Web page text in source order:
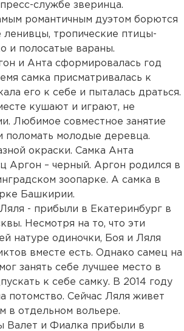
службе зверинца.
романтичным дуэтом борются
ленивцы, тропические птицы-
и полосатые вараны.
и Анта сформировалась год
самка присматривалась к
его к себе и пыталась драться.
кушают и играют, не
Любимое совместное занятие
поломать молодые деревца.
окраски. Самка Анта
Аргон – черный. Аргон родился в
зоопарке. А самка в
Башкирии.
- прибыли в Екатеринбург в
Несмотря на то, что эти
натуре одиночки, Боя и Ляля
вместе есть. Однако самец на
занять себе лучшее место в
к себе самку. В 2014 году
потомство. Сейчас Ляля живет
в отдельном вольере.
Валет и Фиалка прибыли в